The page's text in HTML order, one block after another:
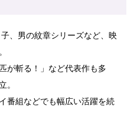
名曲の数々を大特集！
年 歌舞伎の襲名
放送
にわたる襲名、松本幸
同時襲名
、男の紋章シリーズなど、映
が斬る！」など代表作も多
。
番組などでも幅広い活躍を続